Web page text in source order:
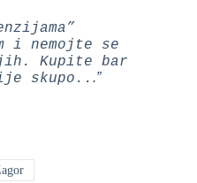
i nemojte se
Kupite bar
skupo.. .”